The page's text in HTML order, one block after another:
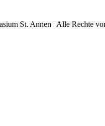
St. Annen | Alle Rechte